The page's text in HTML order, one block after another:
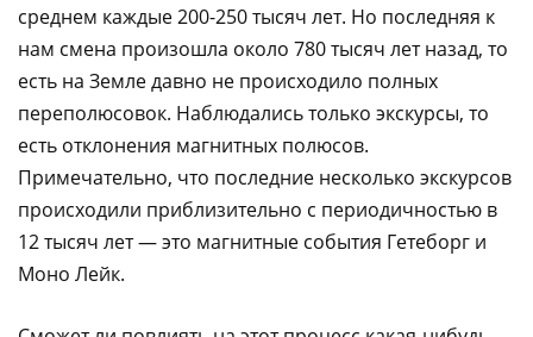
среднем каждые 200-250 тысяч лет. Но последняя к
нам смена произошла около 780 тысяч лет назад, то
есть на Земле давно не происходило полных
переполюсовок. Наблюдались только экскурсы, то
есть отклонения магнитных полюсов.
Примечательно, что последние несколько экскурсов
происходили приблизительно с периодичностью в
12 тысяч лет — это магнитные события Гетеборг и
Моно Лейк.